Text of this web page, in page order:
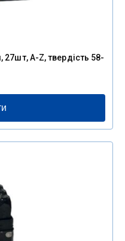
A-Z, твердість 58-